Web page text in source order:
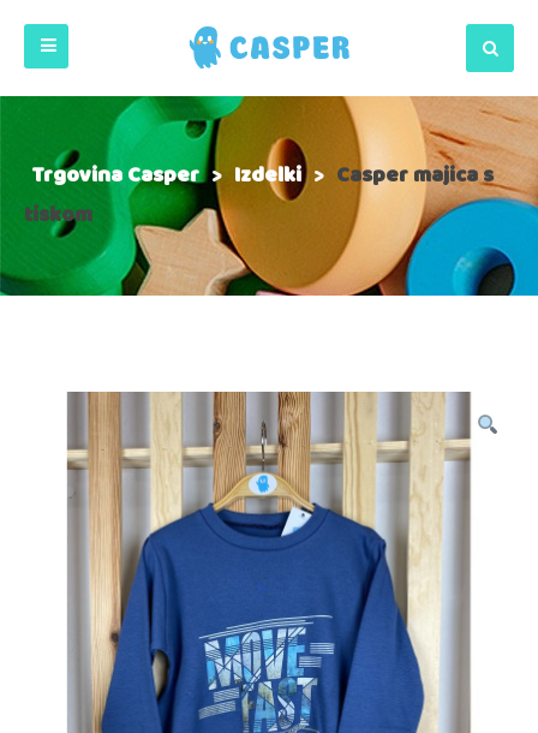
Trgovina Casper> Izdelki > Casper majica s
tiskom